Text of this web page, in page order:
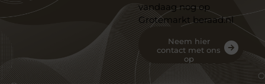
vandaag nog op
Grotemarkt beraad.nl
Neem hier
contact met ons
op